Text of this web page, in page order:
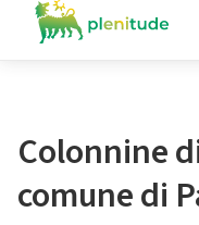
Colonnine
comune di